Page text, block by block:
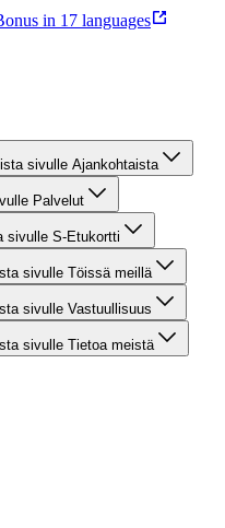
in 17 languages
sivulle Ajankohtaista
Palvelut
sivulle S-Etukortti
sivulle Töissä meillä
sivulle Vastuullisuus
sivulle Tietoa meistä